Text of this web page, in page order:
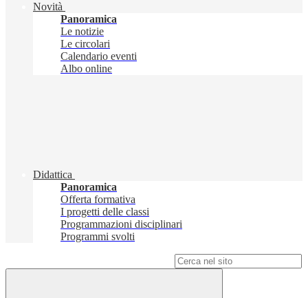
Novità
Panoramica
Le notizie
Le circolari
Calendario eventi
Albo online
Didattica
Panoramica
Offerta formativa
I progetti delle classi
Programmazioni disciplinari
Programmi svolti